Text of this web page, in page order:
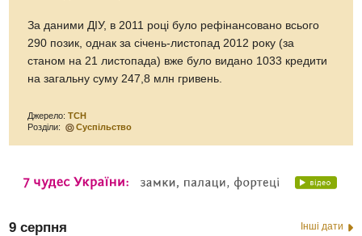
За даними ДІУ, в 2011 році було рефінансовано всього
290 позик, однак за січень-листопад 2012 року (за
станом на 21 листопада) вже було видано 1033 кредити
на загальну суму 247,8 млн гривень.
Джерело:ТСН
Розділи:
Суспільство
9 серпня Інші дати